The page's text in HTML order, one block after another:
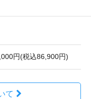
円(税込86,900円)
て